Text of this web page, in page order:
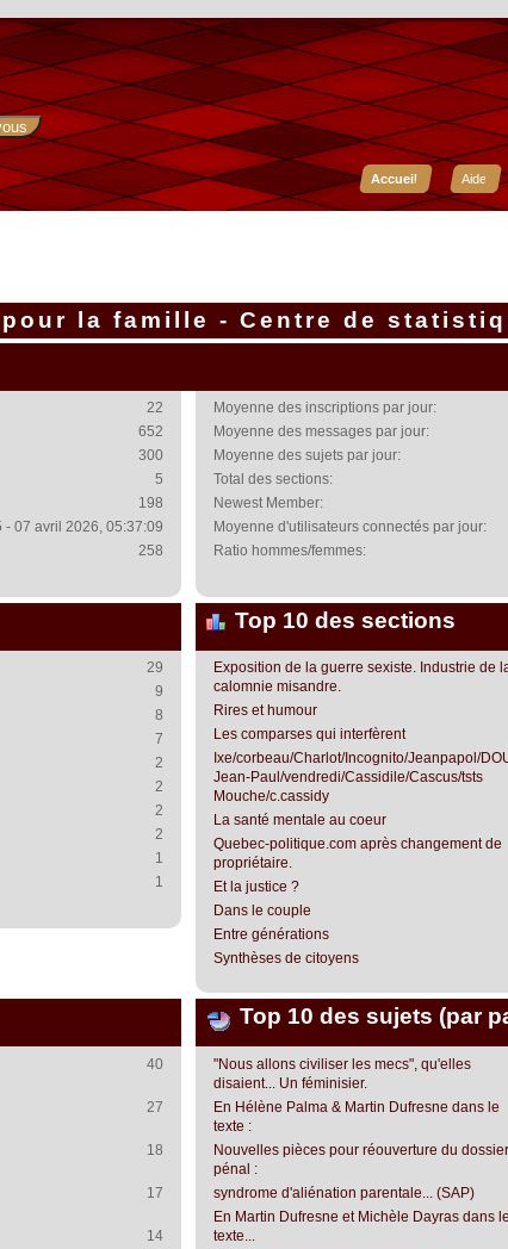
Accueil
Aide
la famille - Centre de
22
652
300
5
198
- 07 avril 2026, 05:37:09
258
Moyenne des inscriptions par jour:
Moyenne des messages par jour:
Moyenne des sujets par jour:
Total des sections:
Newest Member:
Moyenne d'utilisateurs connectés par jour:
Ratio hommes/femmes:
29
9
8
7
2
2
2
2
1
1
Top 10 des sections
Exposition de la guerre sexiste. Industrie de
calomnie misandre.
Rires et humour
Les comparses qui interfèrent
Ixe/corbeau/Charlot/Incognito/Jeanpapol/
Jean-Paul/vendredi/Cassidile/Cascus/tsts
Mouche/c.cassidy
La santé mentale au coeur
Quebec-politique.com après changement de
propriétaire.
Et la justice ?
Dans le couple
Entre générations
Synthèses de citoyens
40
27
18
17
14
Top 10 des sujets (par
"Nous allons civiliser les mecs", qu'elles
disaient... Un féminisier.
En Hélène Palma & Martin Dufresne dans le
texte :
Nouvelles pièces pour réouverture du dossier
pénal :
syndrome d'aliénation parentale... (SAP)
En Martin Dufresne et Michèle Dayras dans le
texte...